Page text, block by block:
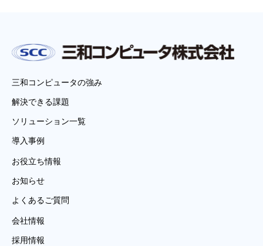
三和コンピュータの強み
解決できる課題
ソリューション一覧
導入事例
お役立ち情報
お知らせ
よくあるご質問
会社情報
採用情報